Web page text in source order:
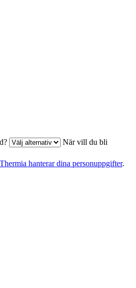
När vill du bli
hanterar dina personuppgifter.